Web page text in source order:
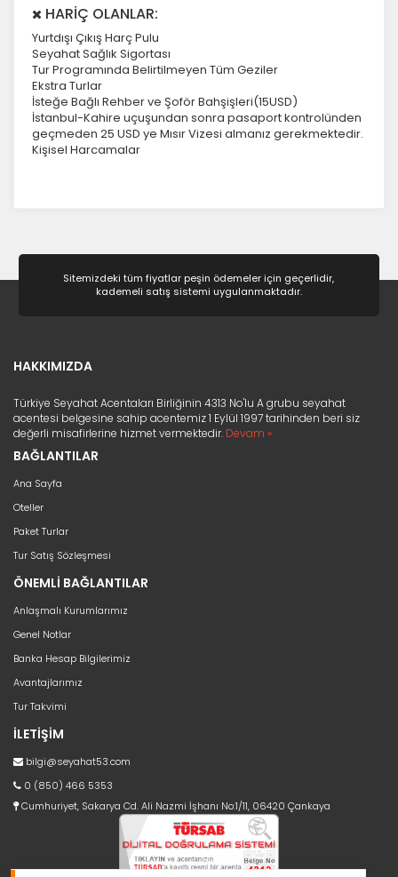
HARİÇ OLANLAR:
Yurtdışı Çıkış Harç Pulu
Seyahat Sağlık Sigortası
Tur Programında Belirtilmeyen Tüm Geziler
Ekstra Turlar
İsteğe Bağlı Rehber ve Şoför Bahşişleri(15USD)
İstanbul-Kahire uçuşundan sonra pasaport kontrolünden
geçmeden 25 USD ye Mısır Vizesi almanız gerekmektedir.
Kişisel Harcamalar
Sitemizdeki tüm fiyatlar peşin ödemeler için geçerlidir,
kademeli satış sistemi uygulanmaktadır.
HAKKIMIZDA
Türkiye Seyahat Acentaları Birliğinin 4313 No'lu A grubu seyahat
acentesi belgesine sahip acentemiz 1 Eylül 1997 tarihinden beri siz
değerli misafirlerine hizmet vermektedir. Devam »
BAĞLANTILAR
Ana Sayfa
Oteller
Paket Turlar
Tur Satış Sözleşmesi
ÖNEMLİ BAĞLANTILAR
Anlaşmalı Kurumlarımız
Genel Notlar
Banka Hesap Bilgilerimiz
Avantajlarımız
Tur Takvimi
İLETİŞİM
bilgi@seyahat53.com
0 (850) 466 5353
Cumhuriyet, Sakarya Cd. Ali Nazmi İşhanı No:1/11, 06420 Çankaya